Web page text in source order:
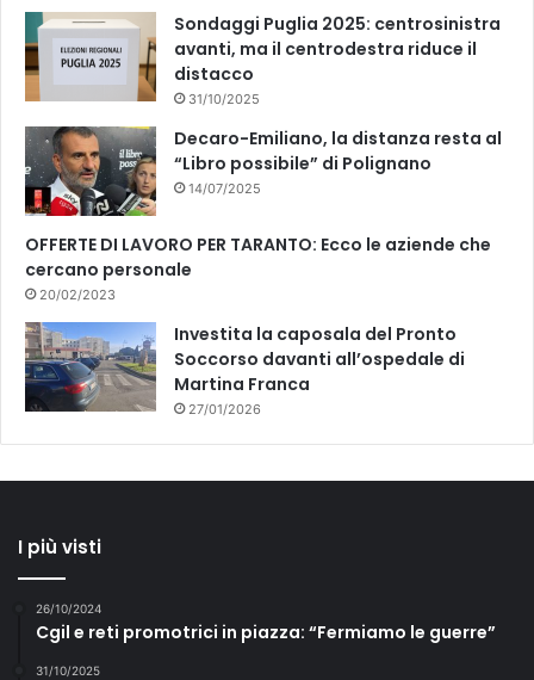
Sondaggi Puglia 2025: centrosinistra
avanti, ma il centrodestra riduce il
distacco
31/10/2025
Decaro-Emiliano, la distanza resta al
“Libro possibile” di Polignano
14/07/2025
OFFERTE DI LAVORO PER TARANTO: Ecco le aziende che
cercano personale
20/02/2023
Investita la caposala del Pronto
Soccorso davanti all’ospedale di
Martina Franca
27/01/2026
I più visti
26/10/2024
Cgil e reti promotrici in piazza: “Fermiamo le guerre”
31/10/2025